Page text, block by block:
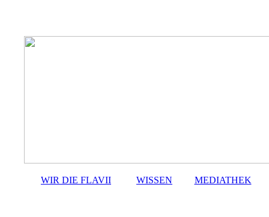
WIR DIE FLAVII WISSEN MEDIATHEK